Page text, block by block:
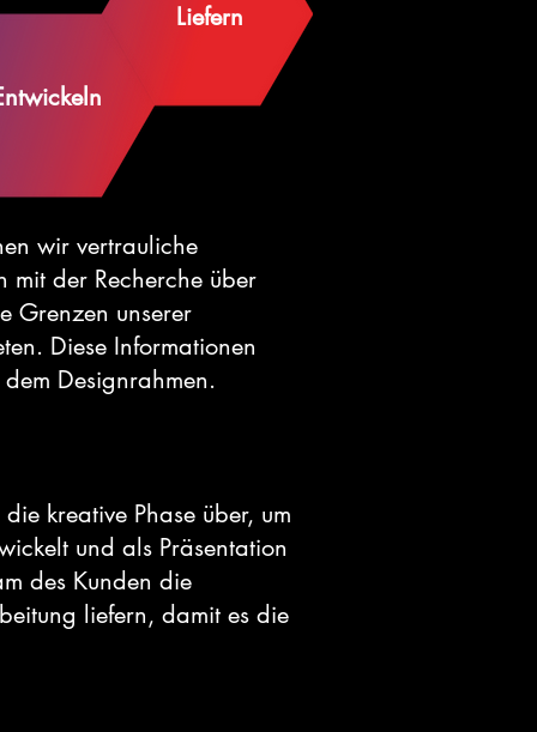
Liefern
wir vertrauliche
mit der Recherche über
Grenzen unserer
Diese Informationen
Designrahmen.
kreative Phase über, um
und als Präsentation
des Kunden die
liefern, damit es die